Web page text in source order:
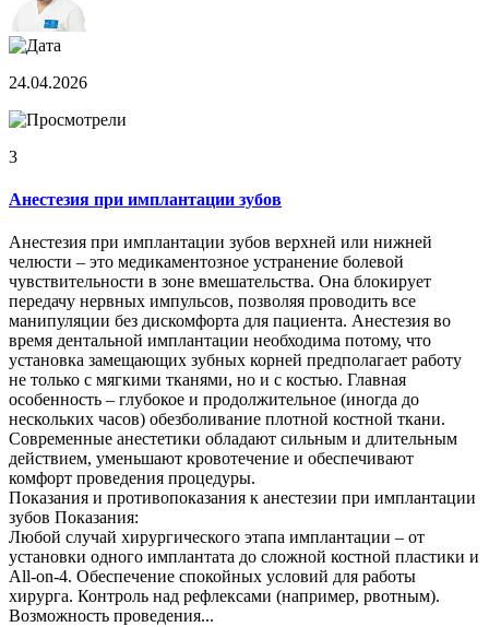
24.04.2026
3
Анестезия при имплантации зубов
Анестезия при имплантации зубов верхней или нижней
челюсти – это медикаментозное устранение болевой
чувствительности в зоне вмешательства. Она блокирует
передачу нервных импульсов, позволяя проводить все
манипуляции без дискомфорта для пациента. Анестезия во
время дентальной имплантации необходима потому, что
установка замещающих зубных корней предполагает работу
не только с мягкими тканями, но и с костью. Главная
особенность – глубокое и продолжительное (иногда до
нескольких часов) обезболивание плотной костной ткани.
Современные анестетики обладают сильным и длительным
действием, уменьшают кровотечение и обеспечивают
комфорт проведения процедуры.
Показания и противопоказания к анестезии при имплантации
зубов Показания:
Любой случай хирургического этапа имплантации – от
установки одного имплантата до сложной костной пластики и
All-on-4. Обеспечение спокойных условий для работы
хирурга. Контроль над рефлексами (например, рвотным).
Возможность проведения...